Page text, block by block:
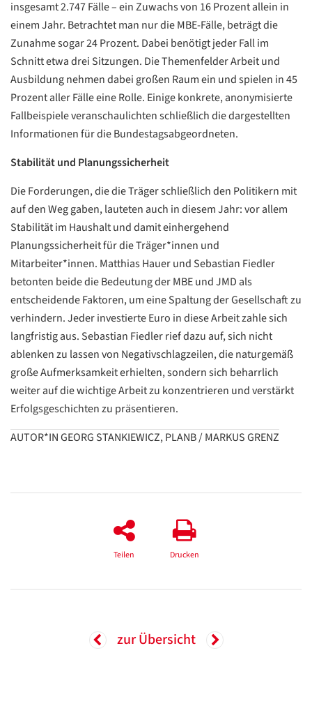
insgesamt 2.747 Fälle – ein Zuwachs von 16 Prozent allein in
einem Jahr. Betrachtet man nur die MBE-Fälle, beträgt die
Zunahme sogar 24 Prozent. Dabei benötigt jeder Fall im
Schnitt etwa drei Sitzungen. Die Themenfelder Arbeit und
Ausbildung nehmen dabei großen Raum ein und spielen in 45
Prozent aller Fälle eine Rolle. Einige konkrete, anonymisierte
Fallbeispiele veranschaulichten schließlich die dargestellten
Informationen für die Bundestagsabgeordneten.
Stabilität und Planungssicherheit
Die Forderungen, die die Träger schließlich den Politikern mit
auf den Weg gaben, lauteten auch in diesem Jahr: vor allem
Stabilität im Haushalt und damit einhergehend
Planungssicherheit für die Träger*innen und
Mitarbeiter*innen. Matthias Hauer und Sebastian Fiedler
betonten beide die Bedeutung der MBE und JMD als
entscheidende Faktoren, um eine Spaltung der Gesellschaft zu
verhindern. Jeder investierte Euro in diese Arbeit zahle sich
langfristig aus. Sebastian Fiedler rief dazu auf, sich nicht
ablenken zu lassen von Negativschlagzeilen, die naturgemäß
große Aufmerksamkeit erhielten, sondern sich beharrlich
weiter auf die wichtige Arbeit zu konzentrieren und verstärkt
Erfolgsgeschichten zu präsentieren.
AUTOR*IN GEORG STANKIEWICZ, PLANB / MARKUS GRENZ
Teilen Drucken
zur Übersicht
Datenschutzerklärung
ZURÜCK
Datenschutzerklärung
Google
Datenschutzerklärung
Übersetzen
/
Translate
ZURÜCK